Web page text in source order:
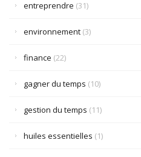
entreprendre (31)
environnement (3)
finance (22)
gagner du temps (10)
gestion du temps (11)
huiles essentielles (1)